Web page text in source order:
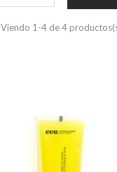
Viendo 1-4 de 4